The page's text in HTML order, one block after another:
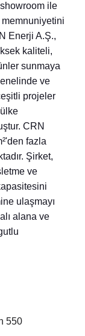
ile
Enerji A.Ş.,
kaliteli,
sunmaya
ve
projeler
CRN
fazla
Şirket,
ve
ulaşmayı
alana ve
550